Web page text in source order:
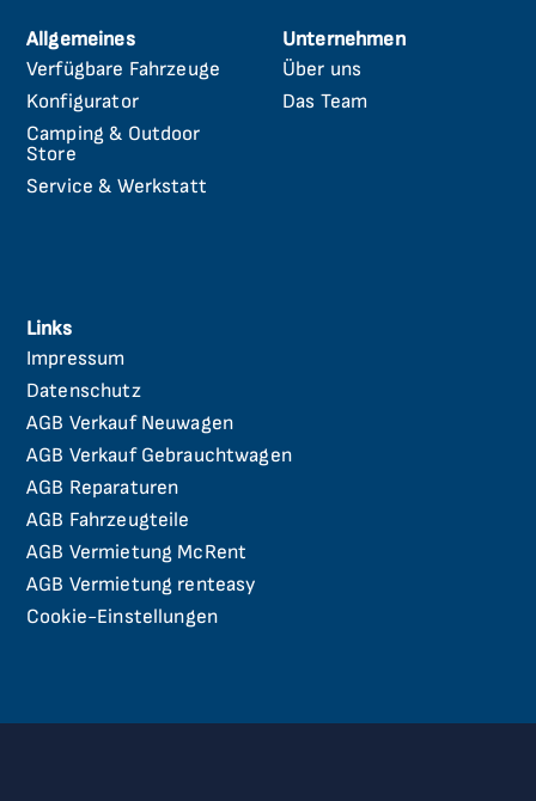
Allgemeines
Navigation
überspringen
Verfügbare Fahrzeuge
Konfigurator
Camping & Outdoor
Store
Service & Werkstatt
Unternehmen
Navigation
überspringen
Über uns
Das Team
Links
Navigation
überspringen
Impressum
Datenschutz
AGB Verkauf Neuwagen
AGB Verkauf Gebrauchtwagen
AGB Reparaturen
AGB Fahrzeugteile
AGB Vermietung McRent
AGB Vermietung renteasy
Cookie-Einstellungen